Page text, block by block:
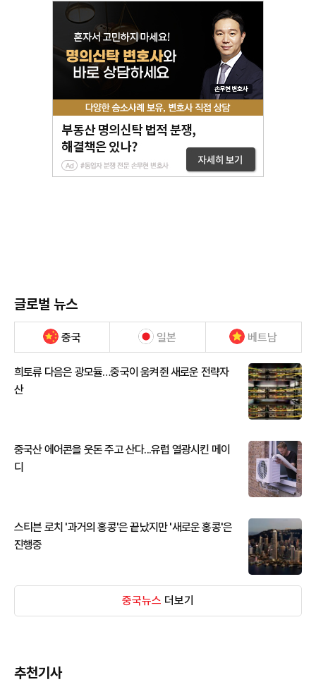
글로벌 뉴스
중국 일본 베트남
희토류 다음은 광모듈…중국이 움켜쥔 새로운 전략자
산
중국산 에어콘을 웃돈 주고 산다...유럽 열광시킨 메이
디
스티븐 로치 '과거의 홍콩'은 끝났지만 '새로운 홍콩'은
진행중
중국뉴스 더보기
추천기사